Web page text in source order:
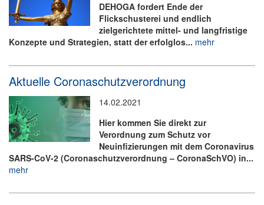
DEHOGA fordert Ende der
Flickschusterei und endlich
zielgerichtete mittel- und langfristige
Konzepte und Strategien, statt der erfolglos... mehr
Aktuelle Coronaschutzverordnung
14.02.2021
Hier kommen Sie direkt zur
Verordnung zum Schutz vor
Neuinfizierungen mit dem Coronavirus
SARS-CoV-2 (Coronaschutzverordnung – CoronaSchVO) in...
mehr